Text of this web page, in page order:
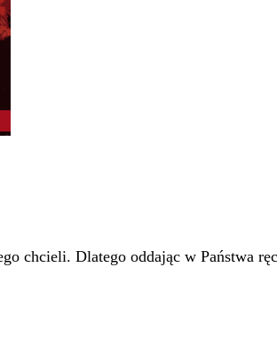
chcieli. Dlatego oddając w Państwa